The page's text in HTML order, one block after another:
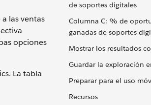
de soportes digitales
Columna C: % de
ganadas de soportes
Mostrar los resultados
Guardar la exploración
Preparar para el uso
Recursos
las ventas
opciones
La tabla